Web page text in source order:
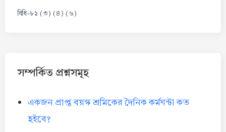
বিধি-৮১ (৩) (৪) (৬)
সম্পর্কিত প্রশ্নসমূহ
একজন প্রাপ্ত বয়স্ক শ্রমিকের দৈনিক কর্মঘন্টা কত
হইবে?